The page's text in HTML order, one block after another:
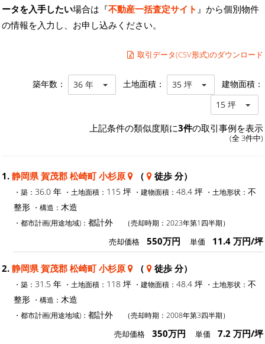
ータを入手したい場合は『不動産一括査定サイト 』から個別物件
の情報を入力し、お申し込みください。
取引データ(CSV形式)のダウンロード
築年数： 36 年 土地面積： 35 坪 建物面積：
15 坪
上記条件の類似度順に3件の取引事例を表示
(全 3件中)
1. 静岡県 賀茂郡 松崎町 小杉原 （ 徒歩 分）
・築： 36.0 年 ・土地面積： 115 坪 ・建物面積： 48.4 坪 ・土地形状： 不
整形 ・構造： 木造
・都市計画(用途地域)： 都計外 （売却時期：2023年第1四半期）
売却価格 550万円 単価 11.4 万円/坪
2. 静岡県 賀茂郡 松崎町 小杉原 （ 徒歩 分）
・築： 31.5 年 ・土地面積： 118 坪 ・建物面積： 48.4 坪 ・土地形状： 不
整形 ・構造： 木造
・都市計画(用途地域)： 都計外 （売却時期：2008年第3四半期）
売却価格 350万円 単価 7.2 万円/坪